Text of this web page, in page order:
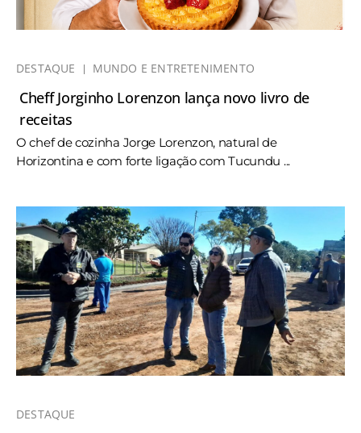
DESTAQUE MUNDO E ENTRETENIMENTO
Cheff Jorginho Lorenzon lança novo livro de
receitas
O chef de cozinha Jorge Lorenzon, natural de
Horizontina e com forte ligação com Tucundu ...
DESTAQUE